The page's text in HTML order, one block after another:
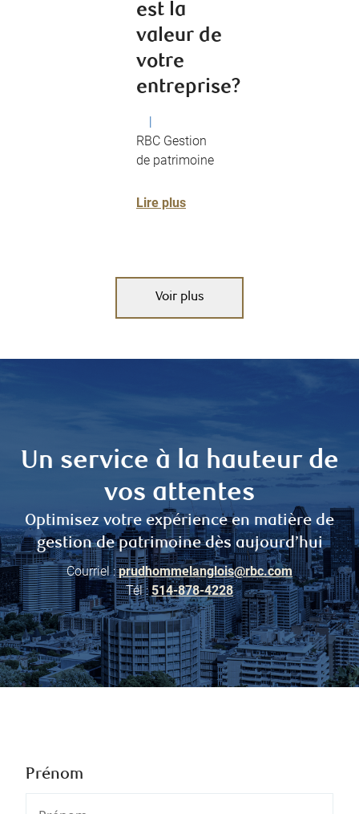
est la
valeur de
votre
entreprise?
RBC Gestion
de patrimoine
Lire plus
Voir plus
Un service à la hauteur de
vos attentes
Optimisez votre expérience en matière de
gestion de patrimoine dès aujourd’hui
Courriel : prudhommelanglois@rbc.com
Tél : 514-878-4228
Prénom